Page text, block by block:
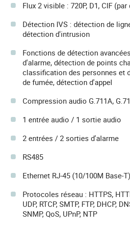
Flux 2 visible : 720P, D1, CIF
Détection IVS : détection de
détection d'intrusion
Fonctions de détection
d'alarme, détection de points
classification des personnes et
de fumée, détection d'appel
Compression audio G.711A,
1 entrée audio / 1 sortie audio
2 entrées / 2 sorties d'alarme
RS485
Ethernet RJ-45 (10/100M Base-T)
Protocoles réseau : HTTPS,
UDP, RTCP, SMTP, FTP, DHCP,
SNMP, QoS, UPnP, NTP